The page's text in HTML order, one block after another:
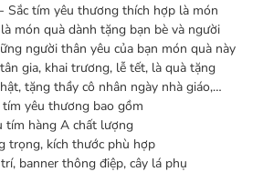
Sắc tím yêu thương thích hợp là món
món quà dành tặng bạn bè và người
người thân yêu của bạn món quà này
gia, khai trương, lễ tết, là quà tặng
tặng thầy cô nhân ngày nhà giáo,…
yêu thương bao gồm
tím hàng A chất lượng
trọng, kích thước phù hợp
banner thông điệp, cây lá phụ